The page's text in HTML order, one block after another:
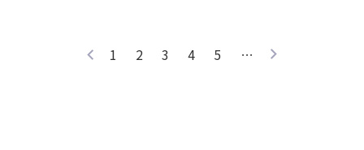
1 2 3 4 5 …